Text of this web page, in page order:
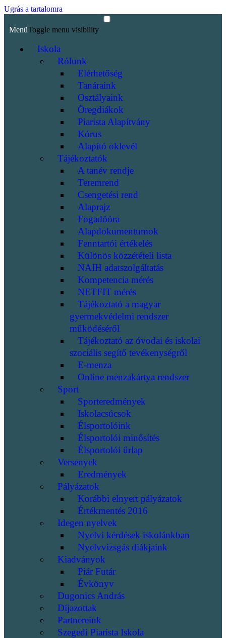
Ugrás a tartalomra
MenüToggle menu visibility
Iskola
Rólunk
Elérhetőség
Tanáraink
Osztályaink
Öregdiákok
Piarista Alapítvány
Kórus
Alapító oklevél
Tájékoztatók
A tanév rendje
Teremrend
Csengetési rend
Alaprajz
Fogadóóra
Alapdokumentumok
Fenntartói értékelés
Különös közzétételi lista
NAIH adatszolgáltatás
Kompetencia mérés
NETFIT mérés
Tájékoztató a magyar
gyermekvédelmi rendszer
működéséről
Tájékoztató az óvodai és iskolai
szociális segítő tevékenységről
E-menza
Online menzakártya rendszer
Sport
Sporteredmények
Iskolacsúcsok
Élsportolóink
Élsportolói minősítés
Élsportolói űrlap
Versenyek
Eredmények
Pályázatok
Korábbi elnyert pályázatok
Értékmentés 2016
Idegen nyelvek
Nyelvi kérdések iskolánkban
Nyelvvizsgás diákjaink
Kiadványok
Piár Futár
Évkönyv
Dugonics András
Díjazottak
Partnereink
Szegedi Piarista Iskola